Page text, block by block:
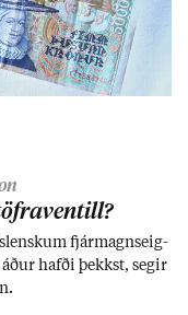
fjár­magns­eig­
hafði þekkst, seg­ir